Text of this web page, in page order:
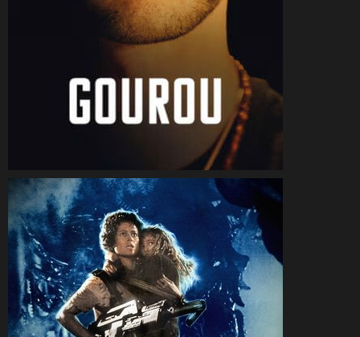
CineSam 10 février 2026